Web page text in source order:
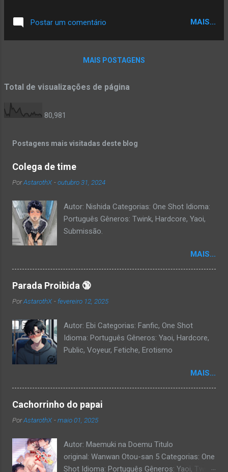
Postar um comentário MAIS...
MAIS POSTAGENS
Total de visualizações de página
80,981
Postagens mais visitadas deste blog
Colega de time
PorAstarothX -outubro 31, 2024
Autor: Nishida Categorias: One Shot Idioma:
Português Gêneros: Twink, Hardcore, Yaoi,
Submissão.
MAIS...
Parada Proibida 🔞
PorAstarothX - fevereiro 12, 2025
Autor: Ebi Categorias: Fanfic, One Shot
Idioma: Português Gêneros: Yaoi, Hardcore,
Public, Voyeur, Fetiche, Erotismo
MAIS...
Cachorrinho do papai
PorAstarothX -maio 01, 2025
Autor: Maemuki na Doemu Titulo
original: Wanwan Otou-san 5 Categorias: One
Shot Idioma: Português Gêneros: Yaoi, Twink,